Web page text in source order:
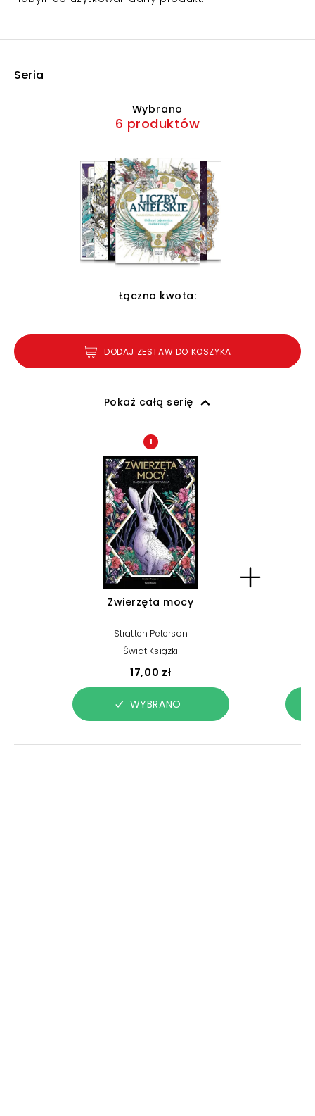
Seria
Wybrano
6 produktów
Łączna kwota:
DODAJ ZESTAW DO KOSZYKA
Pokaż całą serię
1
Zwierzęta mocy
Stratten Peterson
Świat Książki
17,00 zł
WYBRANO